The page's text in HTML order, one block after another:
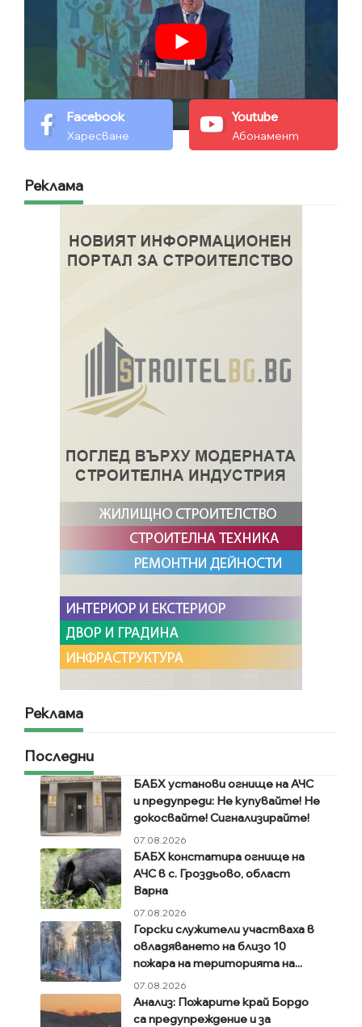
Facebook
Харесване
Youtube
Абонамент
Реклама
Реклама
Последни
БАБХ установи огнище на АЧС
и предупреди: Не купувайте! Не
докосвайте! Сигнализирайте!
07.08.2026
БАБХ констатира огнище на
АЧС в с. Гроздьово, област
Варна
07.08.2026
Горски служители участваха в
овладяването на близо 10
пожара на територията на...
07.08.2026
Анализ: Пожарите край Бордо
са предупреждение и за